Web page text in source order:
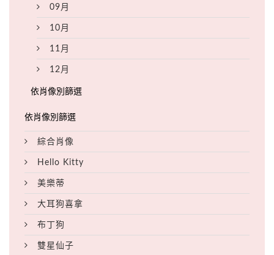
09月
10月
11月
12月
綜合肖像
Hello Kitty
美樂蒂
大耳狗喜拿
布丁狗
雙星仙子